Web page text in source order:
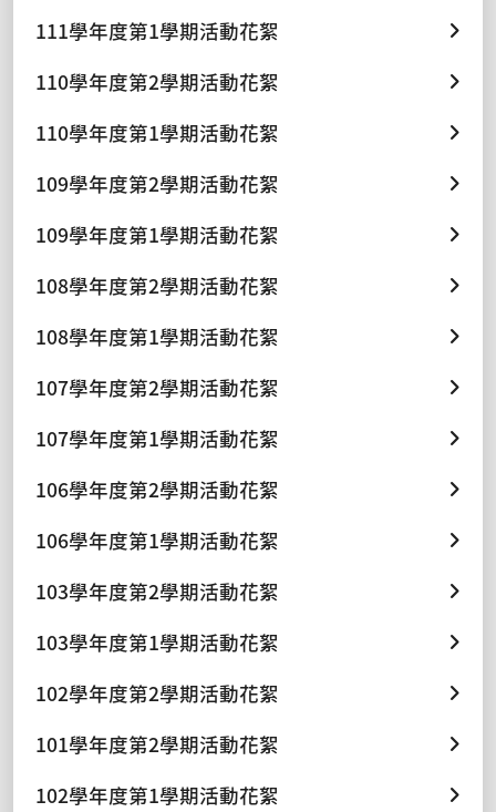
111學年度第1學期活動花絮
110學年度第2學期活動花絮
110學年度第1學期活動花絮
109學年度第2學期活動花絮
109學年度第1學期活動花絮
108學年度第2學期活動花絮
108學年度第1學期活動花絮
107學年度第2學期活動花絮
107學年度第1學期活動花絮
106學年度第2學期活動花絮
106學年度第1學期活動花絮
103學年度第2學期活動花絮
103學年度第1學期活動花絮
102學年度第2學期活動花絮
101學年度第2學期活動花絮
102學年度第1學期活動花絮